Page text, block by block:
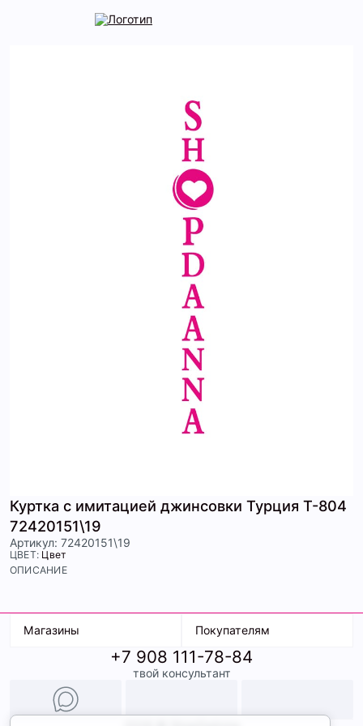
Куртка с имитацией джинсовки Турция Т-804
72420151\19
Артикул: 72420151\19
ЦВЕТ: Цвет
ОПИСАНИЕ
Магазины
ТК Терминал
ТРК Континент
Покупателям
Доставка
Условия оплаты
Образы
+7 908 111-78-84
твой консультант